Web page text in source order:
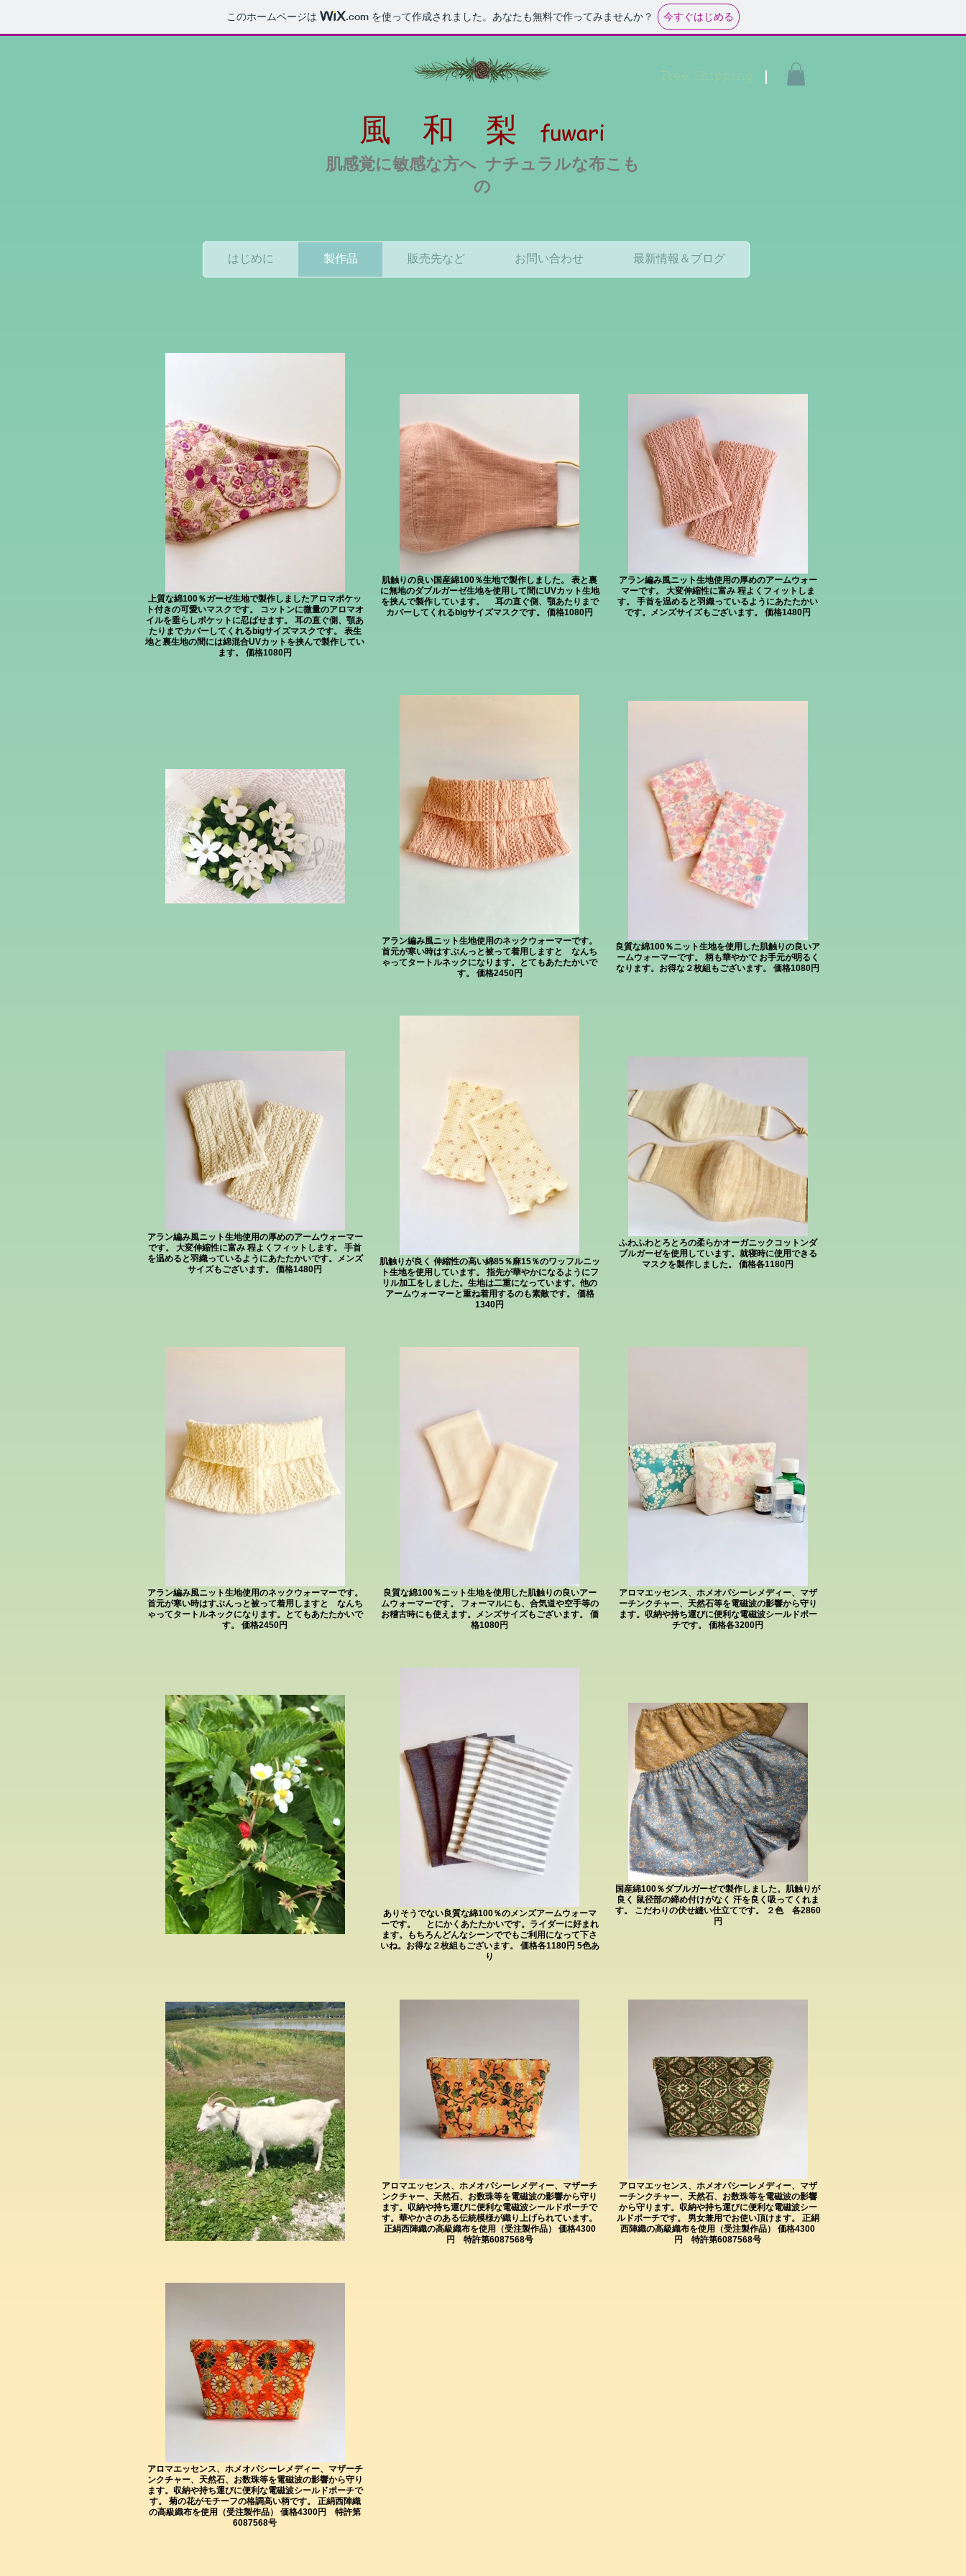
このホームページは .com を使って作成されました。あなたも無料で作ってみませんか？ 今すぐはじめる
Free Shipping
風 和 梨 fuwari
​肌感覚に敏感な方へ ナチュラルな布こも
の
はじめに 製作品 販売先など お問い合わせ 最新情報＆ブログ
上質な綿100％ガーゼ生地で製作しましたアロマポケッ
ト付きの可愛いマスクです。 コットンに微量のアロマオ
イルを垂らしポケットに忍ばせます。 耳の直ぐ側、顎あ
たりまでカバーしてくれるbigサイズマスクです。 表生
地と裏生地の間には綿混合UVカットを挟んで製作してい
ます。 価格1080円
肌触りの良い国産綿100％生地で製作しました。 表と裏
に無地のダブルガーゼ生地を使用して間にUVカット生地
を挟んで製作しています。 耳の直ぐ側、顎あたりまで
カバーしてくれるbigサイズマスクです。 価格1080円
アラン編み風ニット生地使用の厚めのアームウォー
マーです。 大変伸縮性に富み 程よくフィットしま
す。 手首を温めると羽織っているようにあたたかい
です。メンズサイズもございます。 価格1480円
アラン編み風ニット生地使用のネックウォーマーです。
首元が寒い時はすぶんっと被って着用しますと なんち
ゃってタートルネックになります。とてもあたたかいで
す。 価格2450円
良質な綿100％ニット生地を使用した肌触りの良いア
ームウォーマーです。 柄も華やかで お手元が明るく
なります。お得な２枚組もございます。 価格1080円
アラン編み風ニット生地使用の厚めのアームウォーマー
です。 大変伸縮性に富み 程よくフィットします。 手首
を温めると羽織っているようにあたたかいです。メンズ
サイズもございます。 価格1480円
肌触りが良く 伸縮性の高い綿85％麻15％のワッフルニッ
ト生地を使用しています。 指先が華やかになるようにフ
リル加工をしました。生地は二重になっています。他の
アームウォーマーと重ね着用するのも素敵です。 価格
1340円
ふわふわとろとろの柔らかオーガニックコットンダ
ブルガーゼを使用しています。就寝時に使用できる
マスクを製作しました。 価格各1180円
アラン編み風ニット生地使用のネックウォーマーです。
首元が寒い時はすぶんっと被って着用しますと なんち
ゃってタートルネックになります。とてもあたたかいで
す。 価格2450円
良質な綿100％ニット生地を使用した肌触りの良いアー
ムウォーマーです。 フォーマルにも、合気道や空手等の
お稽古時にも使えます。メンズサイズもございます。 価
格1080円
アロマエッセンス、ホメオパシーレメディー、マザ
ーチンクチャー、天然石等を電磁波の影響から守り
ます。収納や持ち運びに便利な電磁波シールドポー
チです。 価格各3200円
ありそうでない良質な綿100％のメンズアームウォーマ
ーです。 とにかくあたたかいです。ライダーに好まれ
ます。もちろんどんなシーンででもご利用になって下さ
いね。お得な２枚組もございます。 価格各1180円 5色あ
り
国産綿100％ダブルガーゼで製作しました。肌触りが
良く 鼠径部の締め付けがなく 汗を良く吸ってくれま
す。 こだわりの伏せ縫い仕立てです。 ２色 各2860
円
アロマエッセンス、ホメオパシーレメディー、マザーチ
ンクチャー、天然石、お数珠等を電磁波の影響から守り
ます。収納や持ち運びに便利な電磁波シールドポーチで
す。華やかさのある伝統模様が織り上げられています。
正絹西陣織の高級織布を使用（受注製作品） 価格4300
円 特許第6087568号
アロマエッセンス、ホメオパシーレメディー、マザ
ーチンクチャー、天然石、お数珠等を電磁波の影響
から守ります。収納や持ち運びに便利な電磁波シー
ルドポーチです。 男女兼用でお使い頂けます。 正絹
西陣織の高級織布を使用（受注製作品） 価格4300
円 特許第6087568号
アロマエッセンス、ホメオパシーレメディー、マザーチ
ンクチャー、天然石、お数珠等を電磁波の影響から守り
ます。収納や持ち運びに便利な電磁波シールドポーチで
す。 菊の花がモチーフの格調高い柄です。 正絹西陣織
の高級織布を使用（受注製作品） 価格4300円 特許第
6087568号